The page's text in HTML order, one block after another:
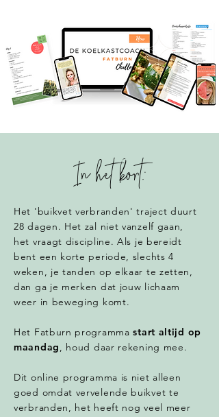
In het kort;
Het 'buikvet verbranden' traject duurt
28 dagen. Het zal niet vanzelf gaan,
het vraagt discipline. Als je bereidt
bent een korte periode, slechts 4
weken, je tanden op elkaar te zetten,
dan ga je merken dat jouw lichaam
weer in beweging komt.
Het Fatburn programmastart altijd op
maandag, houd daar rekening mee.
Dit online programma is niet alleen
goed omdat vervelende buikvet te
verbranden, het heeft nog veel meer